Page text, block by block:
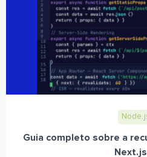
Guia completo sobre a